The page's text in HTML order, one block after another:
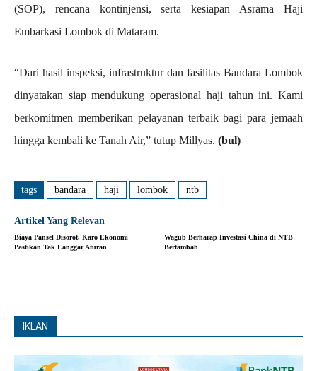
(SOP), rencana kontinjensi, serta kesiapan Asrama Haji
Embarkasi Lombok di Mataram.
“Dari hasil inspeksi, infrastruktur dan fasilitas Bandara Lombok
dinyatakan siap mendukung operasional haji tahun ini. Kami
berkomitmen memberikan pelayanan terbaik bagi para jemaah
hingga kembali ke Tanah Air,” tutup Millyas. (bul)
tags bandara haji lombok ntb
Artikel Yang Relevan
Biaya Pansel Disorot, Karo Ekonomi
Pastikan Tak Langgar Aturan
Wagub Berharap Investasi China di NTB
Bertambah
IKLAN